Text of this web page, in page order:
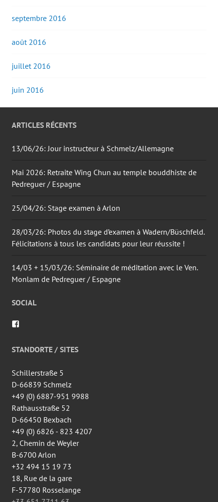
septembre 2016
août 2016
juillet 2016
juin 2016
ARTICLES RÉCENTS
13/06/26: Jour instructeur à Schmelz/Allemagne
Mai 2026: Retraite Wing Chun au temple bouddhiste de
Pedreguer / Espagne
25/04/26: Stage examen à Arlon
28/03/26: Photos du stage d’examen à Wadern/Büschfeld.
Félicitations à tous les candidats pour leur réussite !
14/03 + 15/03/26: Séminaire de méditation avec le Ven.
Monlam de Pedreguer / Espagne
SOCIAL
de
wingtsun.arlon
Facebook
STANDORTE / SITES
Schillerstraße 5
D-66839 Schmelz
+49 (0) 6887-951 9988
Rathausstraße 52
D-66450 Bexbach
+49 (0) 6826 - 823 4207
2, Chemin de Weyler
B-6700 Arlon
+32 494 15 19 73
18, Rue de la gare
F-57780 Rosselange